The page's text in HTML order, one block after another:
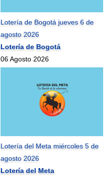
Lotería de Bogotá jueves 6 de
agosto 2026
Lotería de Bogotá
06 Agosto 2026
Lotería del Meta miércoles 5 de
agosto 2026
Lotería del Meta